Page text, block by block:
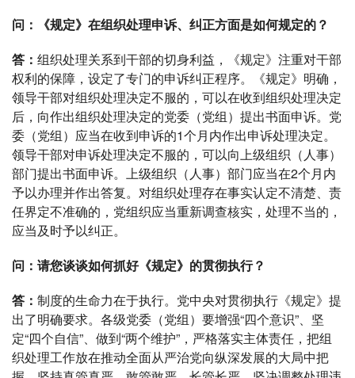
问：《规定》在组织处理申诉、纠正方面是如何规定的？
答： 组织处理关系到干部的切身利益，《规定》注重对干部
权利的保障，设定了专门的申诉纠正程序。《规定》明确，
领导干部对组织处理决定不服的，可以在收到组织处理决定
后，向作出组织处理决定的党委（党组）提出书面申诉。党
委（党组）应当在收到申诉的1个月内作出申诉处理决定。
领导干部对申诉处理决定不服的，可以向上级组织（人事）
部门提出书面申诉。上级组织（人事）部门应当在2个月内
予以办理并作出答复。对组织处理存在事实认定不清楚、责
任界定不准确的，党组织应当重新调查核实，处理不当的，
应当及时予以纠正。
问：请您谈谈如何抓好《规定》的贯彻执行？
答： 制度的生命力在于执行。党中央对贯彻执行《规定》提
出了明确要求。各级党委（党组）要增强“四个意识”、坚
定“四个自信”、做到“两个维护”，严格落实主体责任，把组
织处理工作放在推动全面从严治党向纵深发展的大局中把